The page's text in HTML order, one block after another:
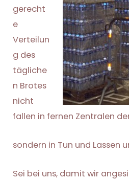
gerecht
e
Verteilun
g des
tägliche
n Brotes
nicht
fallen in fernen Zentralen
sondern in Tun und Lassen
Sei bei uns, damit wir